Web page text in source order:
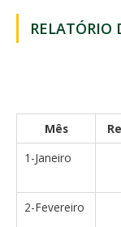
RELATÓRIO
Mês
1-Janeiro
2-Fevereiro